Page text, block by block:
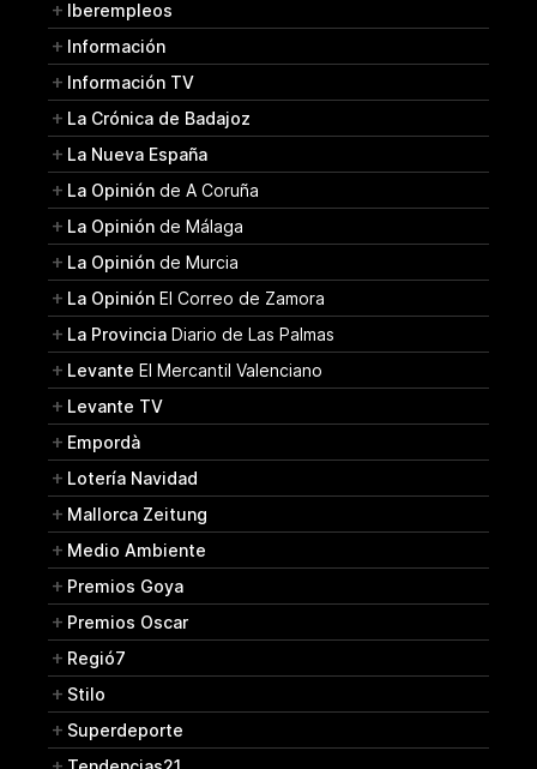
Iberempleos
Información
Información TV
La Crónica de Badajoz
La Nueva España
La Opinión de A Coruña
La Opinión de Málaga
La Opinión de Murcia
La Opinión El Correo de Zamora
La Provincia Diario de Las Palmas
Levante El Mercantil Valenciano
Levante TV
Empordà
Lotería Navidad
Mallorca Zeitung
Medio Ambiente
Premios Goya
Premios Oscar
Regió7
Stilo
Superdeporte